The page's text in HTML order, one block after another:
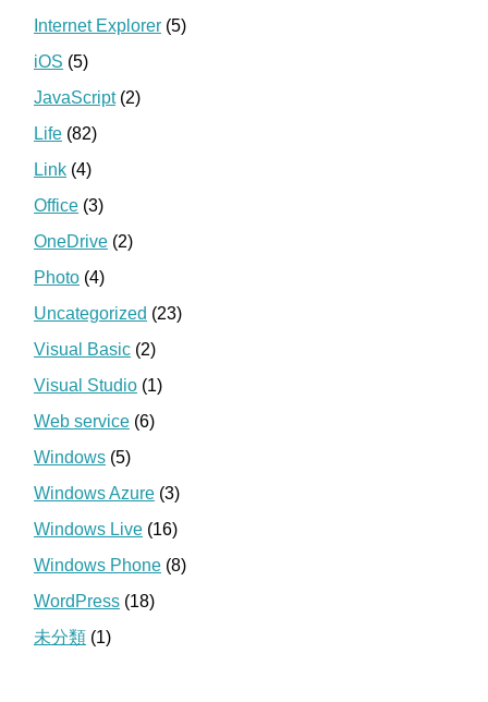
Internet Explorer (5)
iOS (5)
JavaScript(2)
Life (82)
Link (4)
Office (3)
OneDrive (2)
Photo (4)
Uncategorized (23)
Visual Basic (2)
Visual Studio (1)
Web service (6)
Windows (5)
Windows Azure (3)
Windows Live (16)
Windows Phone (8)
WordPress (18)
未分類 (1)